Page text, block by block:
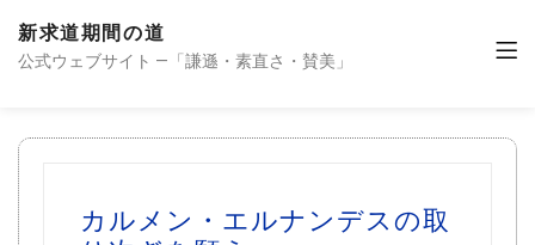
新求道期間の道
公式ウェブサイト —「謙遜・素直さ・賛美」
カルメン・エルナンデスの取